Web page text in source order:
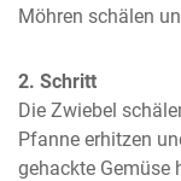
Möhren schälen
2. Schritt
Die Zwiebel
Pfanne erhitzen
gehackte Gemüse